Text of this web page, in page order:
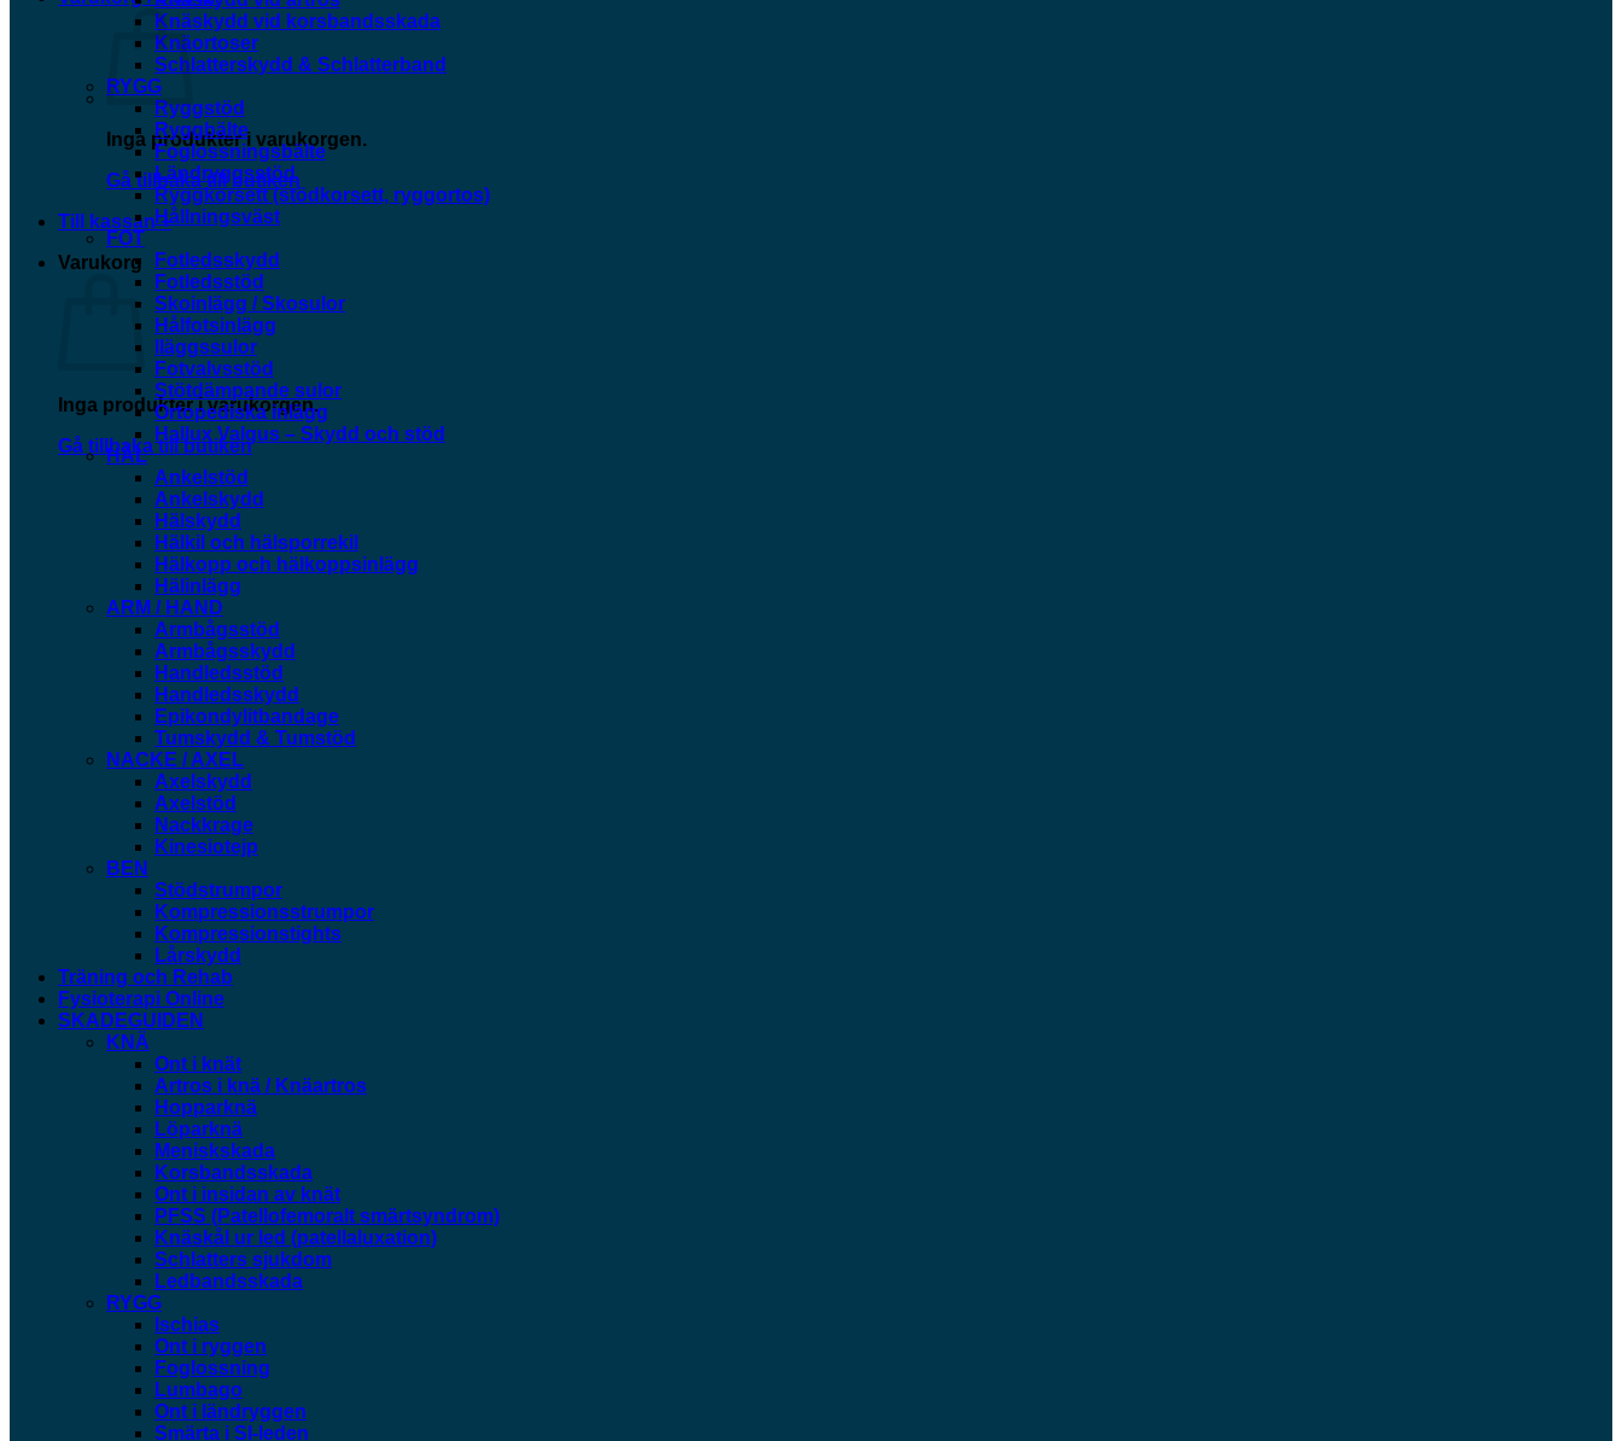
Inga produkter i varukorgen.
Gå tillbaka till butiken
Till kassan +
Varukorg
Inga produkter i varukorgen.
Gå tillbaka till butiken
Knäskydd vid korsbandsskada
Knäortoser
Schlatterskydd & Schlatterband
RYGG
Ryggstöd
Ryggbälte
Foglossningsbälte
Ländryggsstöd
Ryggkorsett (stödkorsett, ryggortos)
Hållningsväst
FOT
Fotledsskydd
Fotledsstöd
Skoinlägg / Skosulor
Hålfotsinlägg
Iläggssulor
Fotvalvsstöd
Stötdämpande sulor
Ortopediska inlägg
Hallux Valgus – Skydd och stöd
HÄL
Ankelstöd
Ankelskydd
Hälskydd
Hälkil och hälsporrekil
Hälkopp och hälkoppsinlägg
Hälinlägg
ARM / HAND
Armbågsstöd
Armbågsskydd
Handledsstöd
Handledsskydd
Epikondylitbandage
Tumskydd & Tumstöd
NACKE / AXEL
Axelskydd
Axelstöd
Nackkrage
Kinesiotejp
BEN
Stödstrumpor
Kompressionsstrumpor
Kompressionstights
Lårskydd
Träning och Rehab
Fysioterapi Online
SKADEGUIDEN
KNÄ
Ont i knät
Artros i knä / Knäartros
Hopparknä
Löparknä
Meniskskada
Korsbandsskada
Ont i insidan av knät
PFSS (Patellofemoralt smärtsyndrom)
Knäskål ur led (patellaluxation)
Schlatters sjukdom
Ledbandsskada
RYGG
Ischias
Ont i ryggen
Foglossning
Lumbago
Ont i ländryggen
Smärta i SI-leden